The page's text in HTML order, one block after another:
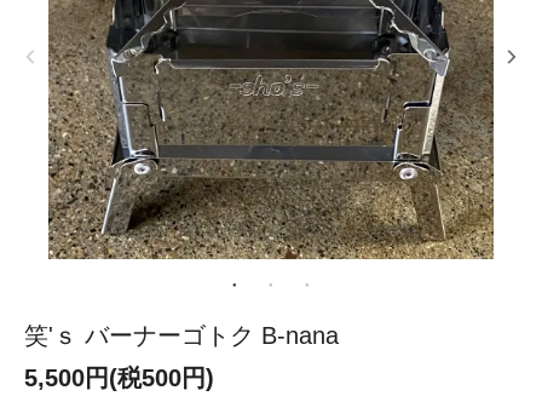
笑'ｓ バーナーゴトク B-nana
5,500円(税500円)